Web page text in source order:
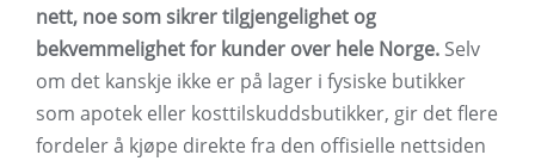
nett, noe som sikrer tilgjengelighet og
bekvemmelighet for kunder over hele Norge. Selv
om det kanskje ikke er på lager i fysiske butikker
som apotek eller kosttilskuddsbutikker, gir det flere
fordeler å kjøpe direkte fra den offisielle nettsiden